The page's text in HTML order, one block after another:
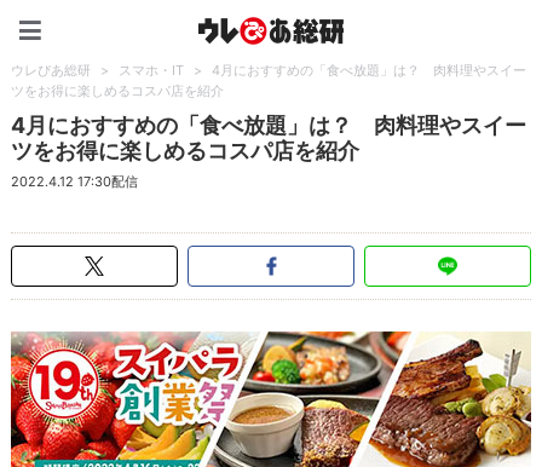
ウレぴあ総研 > スマホ・IT >
4月におすすめの「食べ放題」は？ 肉料理やスイー
ツをお得に楽しめるコスパ店を紹介
4月におすすめの「食べ放題」は？ 肉料理やスイー
ツをお得に楽しめるコスパ店を紹介
2022.4.12 17:30配信